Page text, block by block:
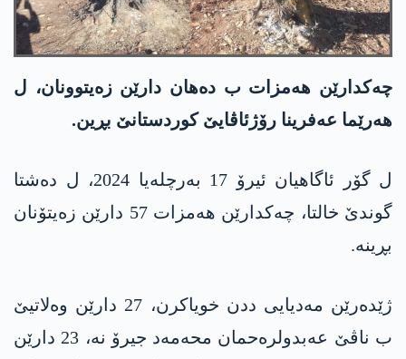
چەکدارێن ھەمزات ب دەھان دارێن زەیتوونان، ل
ھەرێما عەفرینا رۆژئاڤایێ کوردستانێ بڕین.
ل گۆر ئاگاهیان ئیرۆ 17 بەرچلەیا 2024، ل دەشتا
گوندێ خالتا، چەکدارێن ھەمزات 57 دارێن زەیتۆنان
بڕینە.
ژێدەرێن مەدیایی ددن خویاکرن، 27 دارێن وەلاتیێ
ب ناڤێ عەبدولرەحمان محەمەد جیرۆ نە، 23 دارێن